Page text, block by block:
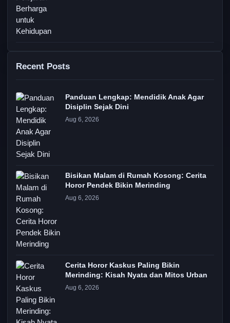
Recent Posts
Panduan Lengkap: Mendidik Anak Agar
Disiplin Sejak Dini
Aug 6, 2026
Bisikan Malam di Rumah Kosong: Cerita
Horor Pendek Bikin Merinding
Aug 6, 2026
Cerita Horor Kaskus Paling Bikin
Merinding: Kisah Nyata dan Mitos Urban
Aug 6, 2026